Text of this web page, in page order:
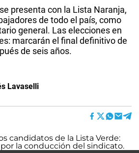
presenta con la Lista Naranja,
de todo el país, como
general. Las elecciones en
marcarán el final definitivo de
de seis años.
Lavaselli